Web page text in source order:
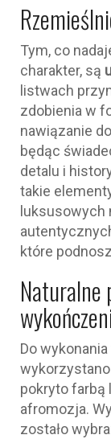
Tym, co
charakter, są
listwach
zdobienia w
nawiązanie
będąc
detalu i
takie
które
Naturalne
Do
wykorzystano
pokryto farbą
afromozja.
zostało